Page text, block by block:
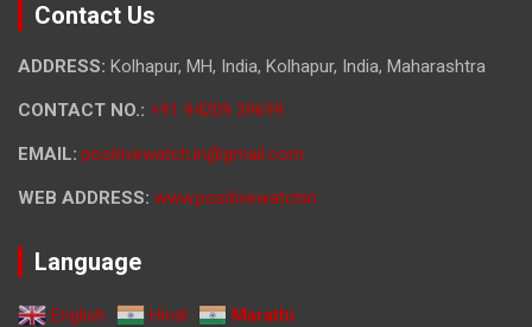
Contact Us
ADDRESS: Kolhapur, MH, India, Kolhapur, India, Maharashtra
CONTACT NO.: +91 94209 39699
EMAIL: positivewatch.in@gmail.com
WEB ADDRESS: www.positivewatchin
Language
English Hindi Marathi